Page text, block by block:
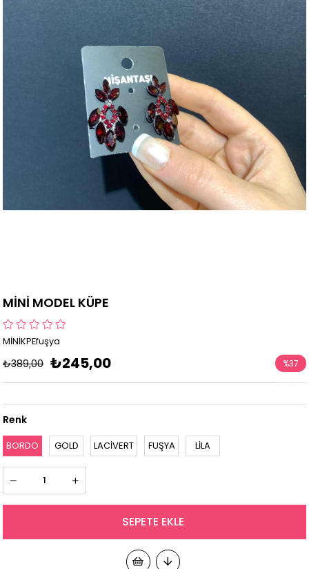
MİNİ MODEL KÜPE
MİNİKPEfuşya
₺389,00 ₺245,00 %37
İndirim
Renk
BORDO GOLD LACİVERT FUŞYA LİLA